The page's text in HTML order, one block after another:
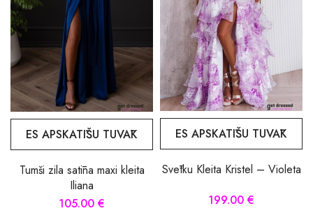
ES APSKATĪŠU TUVĀK
Tumši zila satīna maxi kleita
Iliana
105.00 €
ES APSKATĪŠU TUVĀK
Svētku Kleita Kristel – Violeta
199.00 €